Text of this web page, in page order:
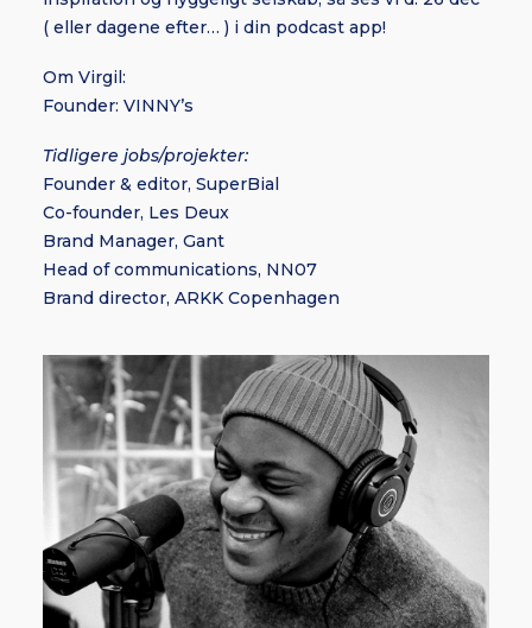
( eller dagene efter… ) i din podcast app!
Om Virgil:
Founder: VINNY’s
Tidligere jobs/projekter:
Founder & editor, SuperBial
Co-founder, Les Deux
Brand Manager, Gant
Head of communications, NN07
Brand director, ARKK Copenhagen